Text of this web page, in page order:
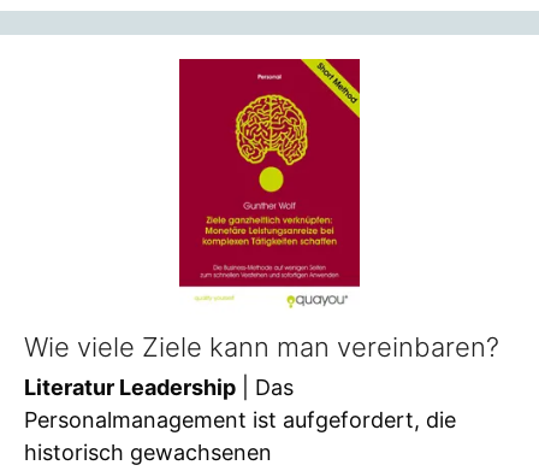
Wie viele Ziele kann man vereinbaren?
Literatur Leadership | Das
Personalmanagement ist aufgefordert, die
historisch gewachsenen